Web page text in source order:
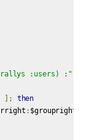
:users) :"
];
then
: $groupright